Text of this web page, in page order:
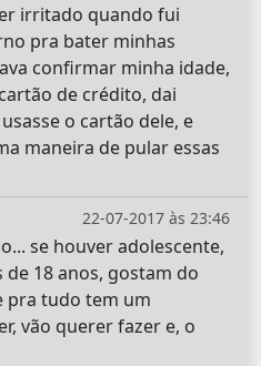
irritado quando fui
pra bater minhas
confirmar minha idade,
de crédito, dai
o cartão dele, e
maneira de pular essas
22-07-2017 às 23:46
se houver adolescente,
de 18 anos, gostam do
pra tudo tem um
vão querer fazer e, o